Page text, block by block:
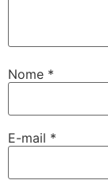
Nome *
E-mail *